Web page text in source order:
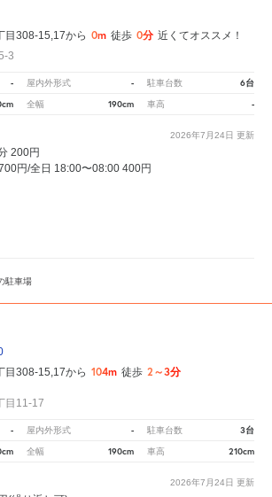
目308-15,17から 0m 徒歩 0分 近くてオススメ！
3
- 屋内外形式 - 駐車台数 6台
全幅 190cm 車高 -
2026年7月24日 更新
200円
円/全日 18:00〜08:00 400円
駐車場
目308-15,17から 104m 徒歩 2～3分
目11-17
- 屋内外形式 - 駐車台数 3台
全幅 190cm 車高 210cm
2026年7月24日 更新